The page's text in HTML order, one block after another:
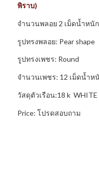
พิราบ)
จำนวนพลอย 2 เม็ดน้ำหนั
รูปทรงพลอย: Pear shape
รูปทรงเพชร: Round
จำนวนเพชร: 12 เม็ดน้ำห
วัสดุตัวเรือน:18 k WHITE
Price: โปรดสอบถาม